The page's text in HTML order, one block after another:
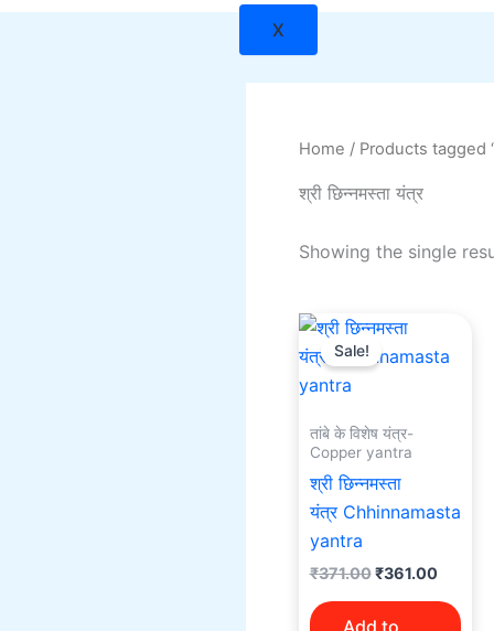
X
Home / Products tagged
श्री छिन्नमस्ता यंत्र
Showing the single
Sale!
तांबे के विशेष यंत्र-
Copper yantra
श्री छिन्नमस्ता
यंत्र Chhinnamasta
yantra
₹371.00
Original
was:
₹361.00
is:
Add to